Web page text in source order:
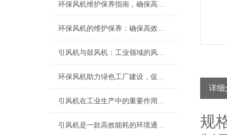
环保风机维护保养指南，确保高效稳定运行
环保风机的维护保养：确保高效运行的关键
引风机与鼓风机：工业领域的风动双子星
环保风机助力绿色工厂建设，促进节能减排
引风机在工业生产中的重要作用及发展趋势
引风机是一款高效能耗的环境通风设备
详细
规